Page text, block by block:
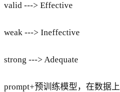
valid ---> Effective
weak ---> Ineffective
strong ---> Adequate
prompt+预训练模型，在数据